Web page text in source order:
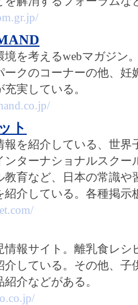
境を考えるwebマガジン
ークのコーナーの他、妊
実している。
ト
報を紹介している、世
ンターナショナルスクー
教育など、日本の常識や
紹介している。各種掲示
情報サイト。離乳食レシ
介している。その他、
介などがある。